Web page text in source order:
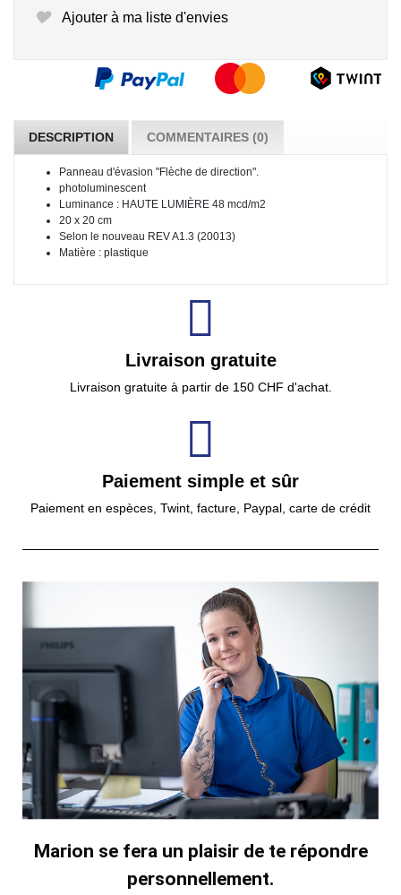
Ajouter à ma liste d'envies
DESCRIPTION COMMENTAIRES (0)
Panneau d'évasion "Flèche de direction".
photoluminescent
Luminance : HAUTE LUMIÈRE 48 mcd/m2
20 x 20 cm
Selon le nouveau REV A1.3 (20013)
Matière : plastique
Livraison gratuite
Livraison gratuite à partir de 150 CHF d'achat.
Paiement simple et sûr
Paiement en espèces, Twint, facture, Paypal, carte de crédit
Marion se fera un plaisir de te répondre
personnellement.